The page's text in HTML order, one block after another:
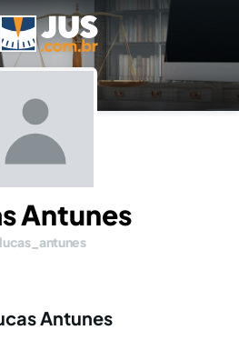
Antunes
lucas_antunes
Antunes